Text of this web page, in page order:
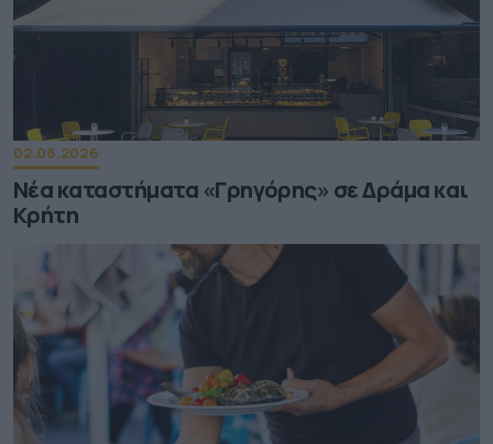
02.08.2026
Νέα καταστήματα «Γρηγόρης» σε Δράμα και
Κρήτη